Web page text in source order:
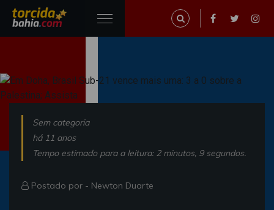
Sem categoria
há 11 anos
Tempo estimado para a leitura: 2 minutos, 9 segundos.
Postado por - Newton Duarte